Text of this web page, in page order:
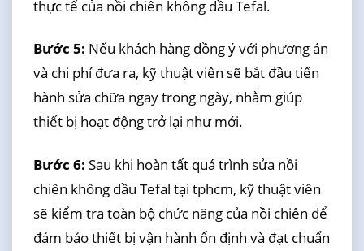
thực tế của nồi chiên không dầu Tefal.
Bước 5: Nếu khách hàng đồng ý với phương án
và chi phí đưa ra, kỹ thuật viên sẽ bắt đầu tiến
hành sửa chữa ngay trong ngày, nhằm giúp
thiết bị hoạt động trở lại như mới.
Bước 6: Sau khi hoàn tất quá trình sửa nồi
chiên không dầu Tefal tại tphcm, kỹ thuật viên
sẽ kiểm tra toàn bộ chức năng của nồi chiên để
đảm bảo thiết bị vận hành ổn định và đạt chuẩn